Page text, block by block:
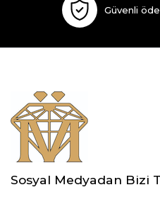
Güvenli
Sosyal Medyadan Bizi